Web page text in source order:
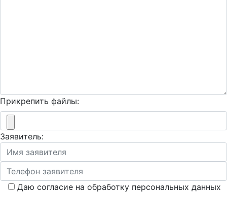
Прикрепить файлы:
Заявитель:
Даю согласие на обработку персональных данных